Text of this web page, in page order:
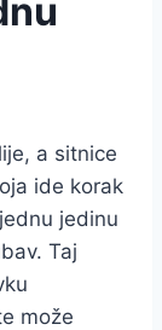
a sitnice
ide korak
jedinu
Taj
može